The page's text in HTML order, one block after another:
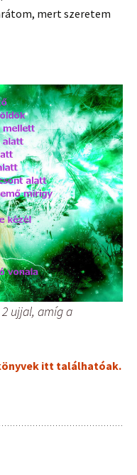
mert szeretem
ujjal, amíg a
itt találhatóak.